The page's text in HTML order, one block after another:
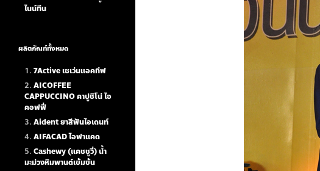
ไนน์ทีน
ผลิตภัณฑ์ทั้งหมด
7Active เซเว่นแอคทีฟ
AICOFFEE
CAPPUCCINO คาปูชิโน่ ไอ
คอฟฟี่
Aident ยาสีฟันไอเดนท์
AIFACAD ไอฟาแคด
Cashewy (แคชชูวี่) น้ำ
มะม่วงหิมพานต์เข้มข้น